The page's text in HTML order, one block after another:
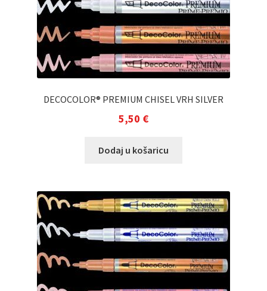
DECOCOLOR® PREMIUM CHISEL VRH SILVER
5,50 €
Dodaj u košaricu